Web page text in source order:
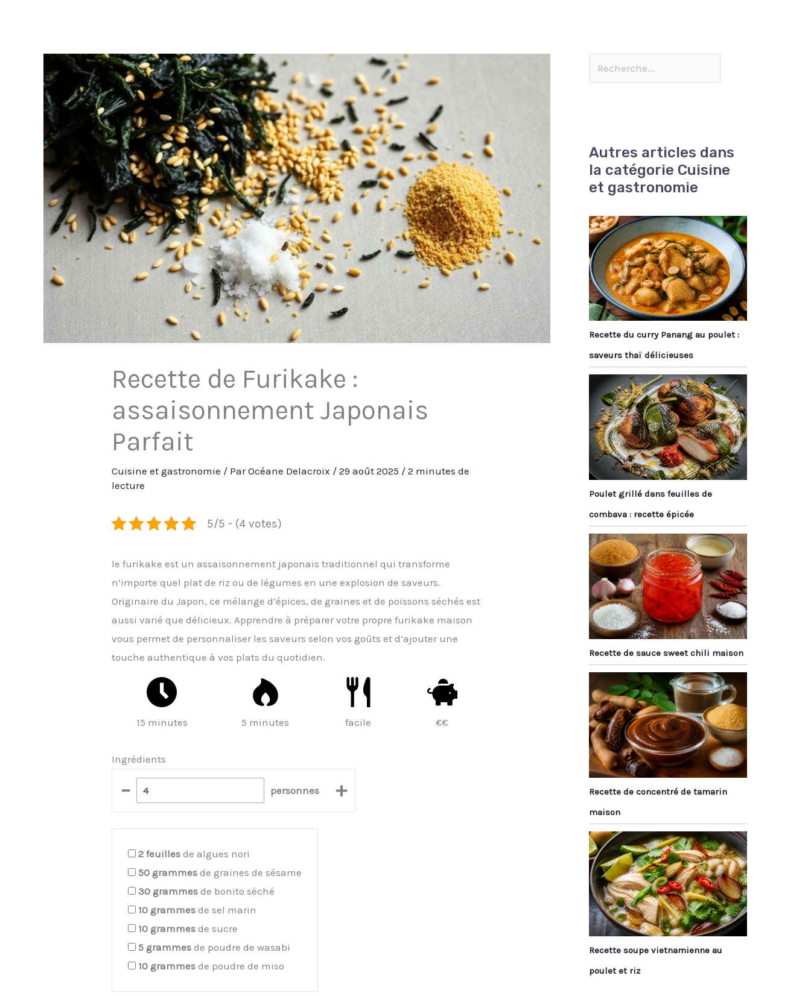
Recette de Furikake :
assaisonnement Japonais
Parfait
Cuisine et gastronomie / ParOcéane Delacroix /29 août 2025 /2 minutes de
lecture
5/5 - (4 votes)
le furikake est un assaisonnement japonais traditionnel qui transforme
n’importe quel plat de riz ou de légumes en une explosion de saveurs.
Originaire du Japon, ce mélange d’épices, de graines et de poissons séchés est
aussi varié que délicieux. Apprendre à préparer votre propre furikake maison
vous permet de personnaliser les saveurs selon vos goûts et d’ajouter une
touche authentique à vos plats du quotidien.
15 minutes 5 minutes facile €€
Ingrédients
– personnes +
2 feuilles de algues nori
50 grammes de graines de sésame
30 grammes de bonito séché
10 grammes de sel marin
10 grammes de sucre
5 grammes de poudre de wasabi
10 grammes de poudre de miso
Autres articles dans
la catégorie Cuisine
et gastronomie
Recette du curry Panang au poulet :
saveurs thaï délicieuses
Poulet grillé dans feuilles de
combava : recette épicée
Recette de sauce sweet chili maison
Recette de concentré de tamarin
maison
Recette soupe vietnamienne au
poulet et riz